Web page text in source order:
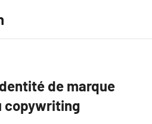
de marque
copywriting